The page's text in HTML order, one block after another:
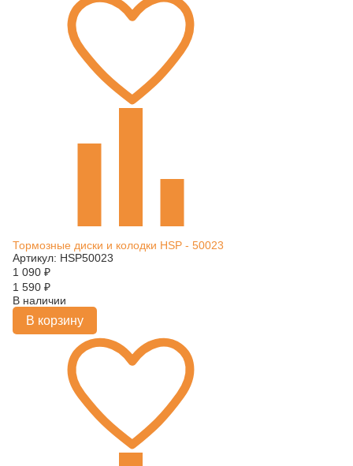
Тормозные диски и колодки HSP - 50023
Артикул: HSP50023
1 090 ₽
1 590 ₽
В наличии
В корзину